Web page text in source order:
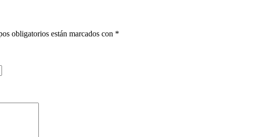
obligatorios están marcados con *